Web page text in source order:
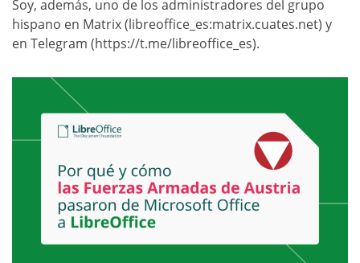
Soy, además, uno de los administradores del grupo
hispano en Matrix (libreoffice_es:matrix.cuates.net) y
en Telegram (https://t.me/libreoffice_es).